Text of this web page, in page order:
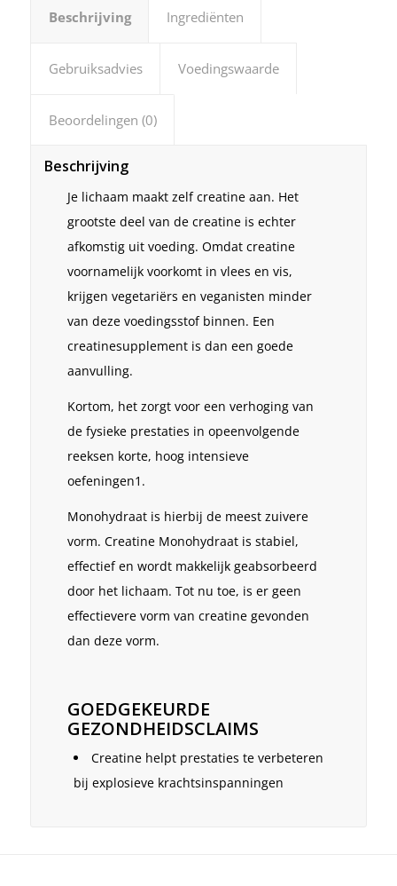
Beschrijving Ingrediënten
Gebruiksadvies Voedingswaarde
Beoordelingen (0)
Beschrijving
Je lichaam maakt zelf creatine aan. Het
grootste deel van de creatine is echter
afkomstig uit voeding. Omdat creatine
voornamelijk voorkomt in vlees en vis,
krijgen vegetariërs en veganisten minder
van deze voedingsstof binnen. Een
creatinesupplement is dan een goede
aanvulling.
Kortom, het zorgt voor een verhoging van
de fysieke prestaties in opeenvolgende
reeksen korte, hoog intensieve
oefeningen1 .
Monohydraat is hierbij de meest zuivere
vorm. Creatine Monohydraat is stabiel,
effectief en wordt makkelijk geabsorbeerd
door het lichaam. Tot nu toe, is er geen
effectievere vorm van creatine gevonden
dan deze vorm.
GOEDGEKEURDE
GEZONDHEIDSCLAIMS
Creatine helpt prestaties te verbeteren
bij explosieve krachtsinspanningen